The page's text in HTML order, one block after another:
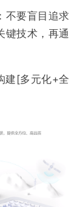
不要盲目追求
键技术，再通
建[多元化+全